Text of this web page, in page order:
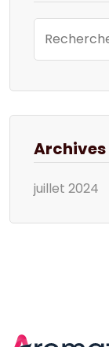
Archives
juillet 2024